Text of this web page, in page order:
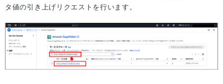
タ値の引き上げリクエストを行います。